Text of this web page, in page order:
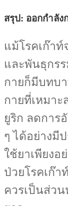
สรุป: ออกกำลัง
แม้โรคเก๊า
และพันธุกร
กายก็มีบทบ
กายที่เหมา
ยูริก ลดการ
ๆ ได้อย่างมี
ใช้ยาเพียงอ
ป่วยโรคเก๊า
ควรเป็นส่ว